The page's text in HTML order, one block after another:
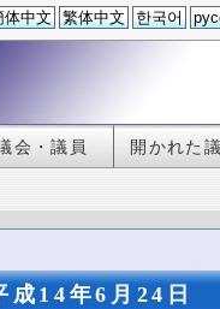
体中文 繁体中文 한국어
会・議員 開かれた
14年6月24日